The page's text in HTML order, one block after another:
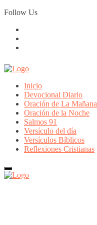
Skip
to
Follow Us
Inicio
Devocional Diario
Oración de La Mañana
Oración de la Noche
Salmos 91
Versículo del día
Versículos Bíblicos
Reflexiones Cristianas